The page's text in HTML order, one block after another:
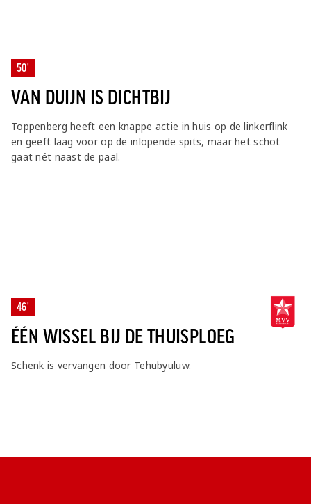
50'
VAN DUIJN IS DICHTBIJ
Toppenberg heeft een knappe actie in huis op de linkerflink
en geeft laag voor op de inlopende spits, maar het schot
gaat nét naast de paal.
46'
ÉÉN WISSEL BIJ DE THUISPLOEG
Schenk is vervangen door Tehubyuluw.